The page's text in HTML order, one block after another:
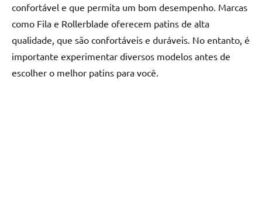
confortável e que permita um bom desempenho. Marcas
como Fila e Rollerblade oferecem patins de alta
qualidade, que são confortáveis e duráveis. No entanto, é
importante experimentar diversos modelos antes de
escolher o melhor patins para você.